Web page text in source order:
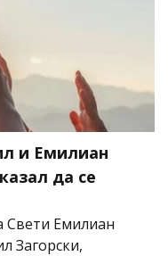
и Емилиан
да се
Свети Емилиан
Загорски,